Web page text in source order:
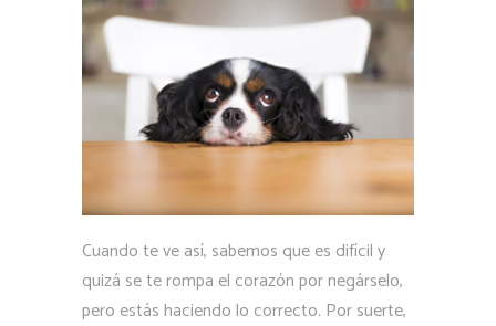
Cuando te ve así, sabemos que es difícil y
quizá se te rompa el corazón por negárselo,
pero estás haciendo lo correcto. Por suerte,